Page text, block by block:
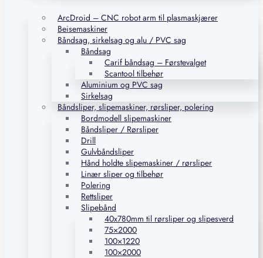
ArcDroid – CNC robot arm til plasmaskjærer
Beisemaskiner
Båndsag, sirkelsag og alu / PVC sag
Båndsag
Carif båndsag – Førstevalget
Scantool tilbehør
Aluminium og PVC sag
Sirkelsag
Båndsliper, slipemaskiner, rørsliper, polering
Bordmodell slipemaskiner
Båndsliper / Rørsliper
Drill
Gulvbåndsliper
Hånd holdte slipemaskiner / rørsliper
Linær sliper og tilbehør
Polering
Rettsliper
Slipebånd
40x780mm til rørsliper og slipesverd
75×2000
100×1220
100×2000